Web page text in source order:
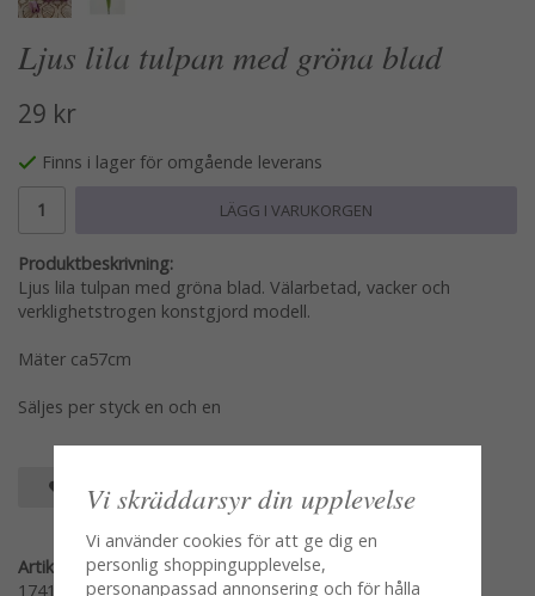
Ljus lila tulpan med gröna blad
29 kr
Finns i lager för omgående leverans
LÄGG I VARUKORGEN
Produktbeskrivning:
Ljus lila tulpan med gröna blad. Välarbetad, vacker och
verklighetstrogen konstgjord modell.
Mäter ca57cm
Säljes per styck en och en
SPARA SOM FAVORIT
Artikelnummer:
1741-7
Vi skräddarsyr din upplevelse
Vi använder cookies för att ge dig en
personlig shoppingupplevelse,
personanpassad annonsering och för hålla